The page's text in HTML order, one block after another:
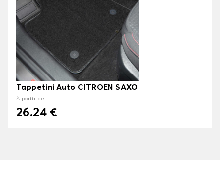
Tappetini Auto CITROEN SAXO
À partir de
26.24 €